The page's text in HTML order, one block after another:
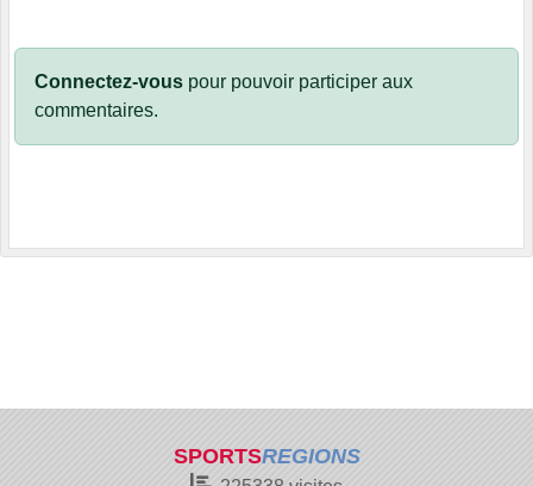
Connectez-vous pour pouvoir participer aux
commentaires.
SPORTSREGIONS